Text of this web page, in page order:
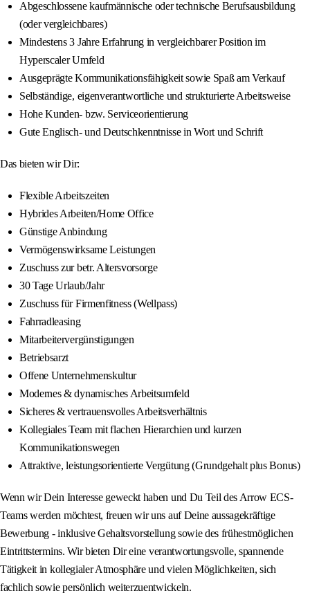
Abgeschlossene kaufmännische oder technische Berufsausbildung
(oder vergleichbares)
Mindestens 3 Jahre Erfahrung in vergleichbarer Position im
Hyperscaler Umfeld
Ausgeprägte Kommunikationsfähigkeit sowie Spaß am Verkauf
Selbständige, eigenverantwortliche und strukturierte Arbeitsweise
Hohe Kunden- bzw. Serviceorientierung
Gute Englisch- und Deutschkenntnisse in Wort und Schrift
Das bieten wir Dir:
Flexible Arbeitszeiten
Hybrides Arbeiten/Home Office
Günstige Anbindung
Vermögenswirksame Leistungen
Zuschuss zur betr. Altersvorsorge
30 Tage Urlaub/Jahr
Zuschuss für Firmenfitness (Wellpass)
Fahrradleasing
Mitarbeitervergünstigungen
Betriebsarzt
Offene Unternehmenskultur
Modernes & dynamisches Arbeitsumfeld
Sicheres & vertrauensvolles Arbeitsverhältnis
Kollegiales Team mit flachen Hierarchien und kurzen
Kommunikationswegen
Attraktive, leistungsorientierte Vergütung (Grundgehalt plus Bonus)
Wenn wir Dein Interesse geweckt haben und Du Teil des Arrow ECS-
Teams werden möchtest, freuen wir uns auf Deine aussagekräftige
Bewerbung - inklusive Gehaltsvorstellung sowie des frühestmöglichen
Eintrittstermins. Wir bieten Dir eine verantwortungsvolle, spannende
Tätigkeit in kollegialer Atmosphäre und vielen Möglichkeiten, sich
fachlich sowie persönlich weiterzuentwickeln.